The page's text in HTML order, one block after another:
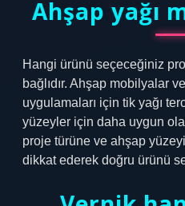
Ahşap yağı
Hangi ürünü seçeceğiniz
bağlıdır. Ahşap mobilyalar
uygulamaları için tik yağı
yüzeyler için daha uygun
proje türüne ve ahşap
dikkat ederek doğru ürünü